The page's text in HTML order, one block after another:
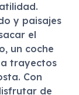
y paisajes
el
un coche
trayectos
Con
de